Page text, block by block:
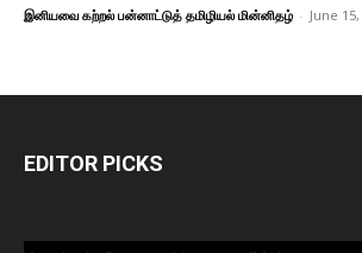
இனியவை கற்றல் பன்னாட்டுத் தமிழியல் மின்னிதழ் - June
EDITOR PICKS